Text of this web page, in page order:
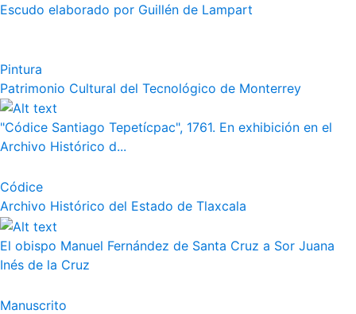
Escudo elaborado por Guillén de Lampart
Pintura
Patrimonio Cultural del Tecnológico de Monterrey
"Códice Santiago Tepetícpac", 1761. En exhibición en el
Archivo Histórico d...
Códice
Archivo Histórico del Estado de Tlaxcala
El obispo Manuel Fernández de Santa Cruz a Sor Juana
Inés de la Cruz
Manuscrito